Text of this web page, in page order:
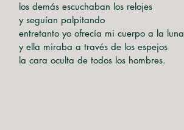
los demás escuchaban los relojes
y seguían palpitando
entretanto yo ofrecía mi cuerpo a la luna
y ella miraba a través de los espejos
la cara oculta de todos los hombres.